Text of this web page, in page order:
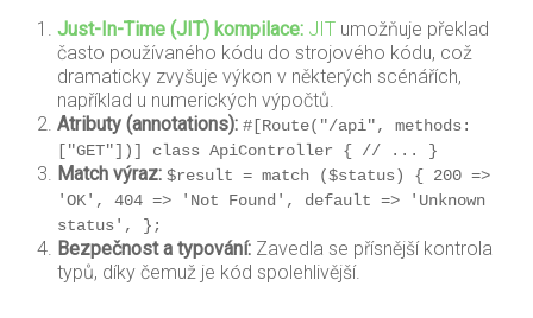
Just-In-Time (JIT) kompilace: JIT umožňuje překlad
často používaného kódu do strojového kódu, což
dramaticky zvyšuje výkon v některých scénářích,
například u numerických výpočtů.
Atributy (annotations): #[Route("/api", methods:
["GET"])] class ApiController { // ... }
Match výraz: $result = match ($status) { 200 =>
'OK', 404 => 'Not Found', default => 'Unknown
status', };
Bezpečnost a typování: Zavedla se přísnější kontrola
typů, díky čemuž je kód spolehlivější.